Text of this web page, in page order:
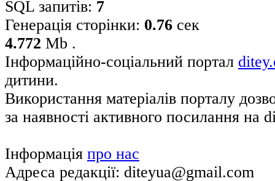
SQL запитів: 7
Генерація сторінки: 0.76 сек
4.772 Mb .
Інформаційно-соціальний портал
дитини.
Використання матеріалів порталу
за наявності активного посилання на
Інформація про нас
Адреса редакції: diteyua@gmail.com